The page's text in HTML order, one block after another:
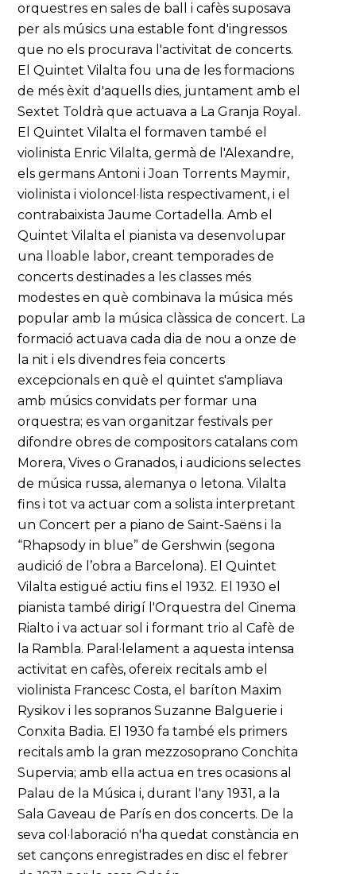
orquestres en sales de ball i cafès suposava
per als músics una estable font d'ingressos
que no els procurava l'activitat de concerts.
El Quintet Vilalta fou una de les formacions
de més èxit d'aquells dies, juntament amb el
Sextet Toldrà que actuava a La Granja Royal.
El Quintet Vilalta el formaven també el
violinista Enric Vilalta, germà de l'Alexandre,
els germans Antoni i Joan Torrents Maymir,
violinista i violoncel·lista respectivament, i el
contrabaixista Jaume Cortadella. Amb el
Quintet Vilalta el pianista va desenvolupar
una lloable labor, creant temporades de
concerts destinades a les classes més
modestes en què combinava la música més
popular amb la música clàssica de concert. La
formació actuava cada dia de nou a onze de
la nit i els divendres feia concerts
excepcionals en què el quintet s'ampliava
amb músics convidats per formar una
orquestra; es van organitzar festivals per
difondre obres de compositors catalans com
Morera, Vives o Granados, i audicions selectes
de música russa, alemanya o letona. Vilalta
fins i tot va actuar com a solista interpretant
un Concert per a piano de Saint-Saëns i la
“Rhapsody in blue” de Gershwin (segona
audició de l’obra a Barcelona). El Quintet
Vilalta estigué actiu fins el 1932. El 1930 el
pianista també dirigí l'Orquestra del Cinema
Rialto i va actuar sol i formant trio al Cafè de
la Rambla. Paral·lelament a aquesta intensa
activitat en cafès, ofereix recitals amb el
violinista Francesc Costa, el baríton Maxim
Rysikov i les sopranos Suzanne Balguerie i
Conxita Badia. El 1930 fa també els primers
recitals amb la gran mezzosoprano Conchita
Supervia; amb ella actua en tres ocasions al
Palau de la Música i, durant l'any 1931, a la
Sala Gaveau de París en dos concerts. De la
seva col·laboració n'ha quedat constància en
set cançons enregistrades en disc el febrer